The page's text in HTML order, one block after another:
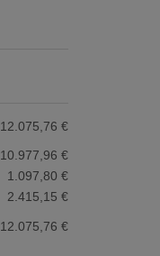
12.075,76 €
10.977,96 €
1.097,80 €
2.415,15 €
12.075,76 €